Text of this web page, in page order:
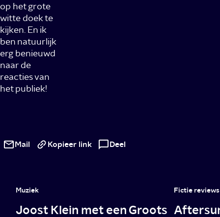
op het grote
witte doek te
kijken. En ik
ben natuurlijk
erg benieuwd
naar de
reacties van
het publiek!
Radder
Mail Kopieer link Deel
Muziek
Joost Klein met een Groots
Fictie reviews